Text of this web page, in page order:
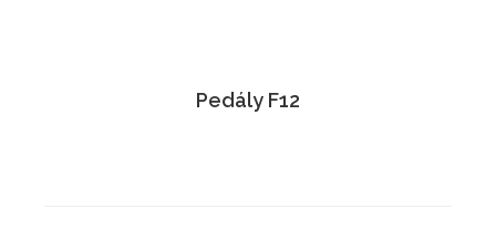
Pedály F12